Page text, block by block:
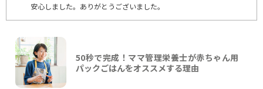
安心しました。ありがとうございました。
50秒で完成！ママ管理栄養士が赤ちゃん用
パックごはんをオススメする理由